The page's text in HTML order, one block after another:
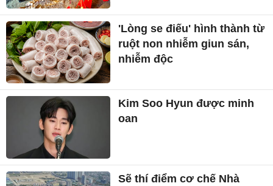
'Lòng se điếu' hình thành từ
ruột non nhiễm giun sán,
nhiễm độc
Kim Soo Hyun được minh
oan
Sẽ thí điểm cơ chế Nhà